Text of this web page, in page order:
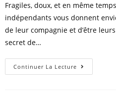
Fragiles, doux, et en même
indépendants vous donnent
de leur compagnie et d’être
secret de…
Continuer La Lecture
20